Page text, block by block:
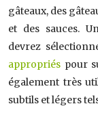
gâteaux, des
et des sauces.
devrez
appropriés pour
également très
subtils et légers